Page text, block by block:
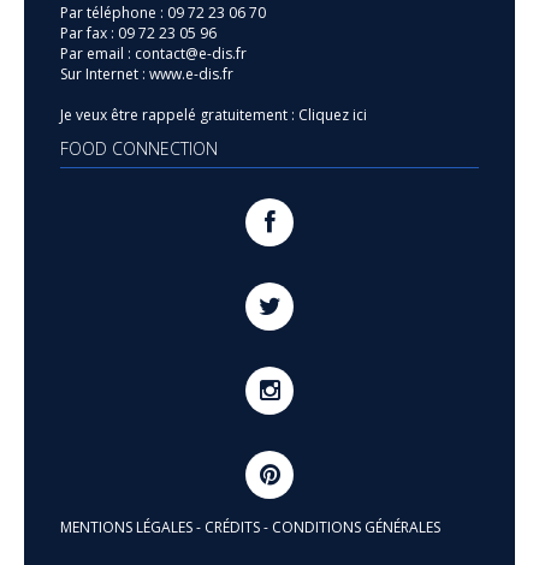
Par téléphone : 09 72 23 06 70
Par fax : 09 72 23 05 96
Par email : contact@e-dis.fr
Sur Internet : www.e-dis.fr
Je veux être rappelé gratuitement : Cliquez ici
FOOD CONNECTION
MENTIONS LÉGALES- CRÉDITS- CONDITIONS GÉNÉRALES